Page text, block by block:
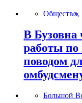
Общество,
В Бузовна
работы по
поводом
Большой